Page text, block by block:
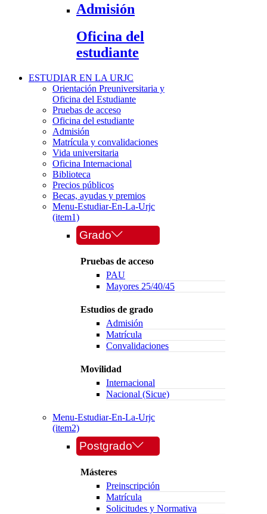
Admisión
Oficina del
estudiante
ESTUDIAR EN LA URJC
Orientación Preuniversitaria y
Oficina del Estudiante
Pruebas de acceso
Oficina del estudiante
Admisión
Matrícula y convalidaciones
Vida universitaria
Oficina Internacional
Biblioteca
Precios públicos
Becas, ayudas y premios
Menu-Estudiar-En-La-Urjc
(item1)
Grado
Pruebas de acceso
PAU
Mayores 25/40/45
Estudios de grado
Admisión
Matrícula
Convalidaciones
Movilidad
Internacional
Nacional (Sicue)
Menu-Estudiar-En-La-Urjc
(item2)
Postgrado
Másteres
Preinscripción
Matrícula
Solicitudes y Normativa